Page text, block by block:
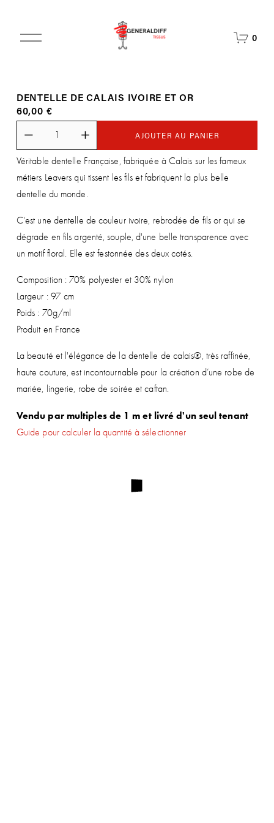
O
r
l
e
m
e
n
u
0
DENTELLE DE CALAIS IVOIRE ET OR
60,00 €
AJOUTER AU PANIER
Véritable dentelle Française, fabriquée à Calais sur les fameux
métiers Leavers qui tissent les fils et fabriquent la plus belle
dentelle du monde.
C'est une dentelle de couleur ivoire, rebrodée de fils or qui se
dégrade en fils argenté, souple, d'une belle transparence avec
un motif floral. Elle est festonnée des deux cotés.
Composition : 70% polyester et 30% nylon
Largeur : 97 cm
Poids : 70g/ml
Produit en France
La beauté et l'élégance de la dentelle de calais®, très raffinée,
haute couture, est incontournable pour la création d’une robe de
mariée, lingerie, robe de soirée et caftan.
Vendu par multiples de 1 m et livré d'un seul tenant
Guide pour calculer la quantité à sélectionner